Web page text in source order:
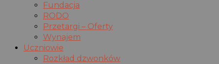
Fundacja
RODO
Przetargi – Oferty
Wynajem
Uczniowie
Rozkład dzwonków